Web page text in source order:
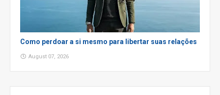
Como perdoar a si mesmo para libertar suas relações
August 07, 2026